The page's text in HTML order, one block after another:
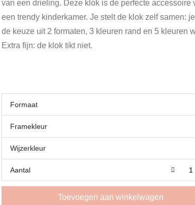
van een drieling. Deze klok is de perfecte accessoire
een trendy kinderkamer. Je stelt de klok zelf samen:
de keuze uit 2 formaten, 3 kleuren rand en 5 kleuren
Extra fijn: de klok tikt niet.
Formaat
Framekleur
Wijzerkleur
Aantal
Toevoegen aan winkelwagen